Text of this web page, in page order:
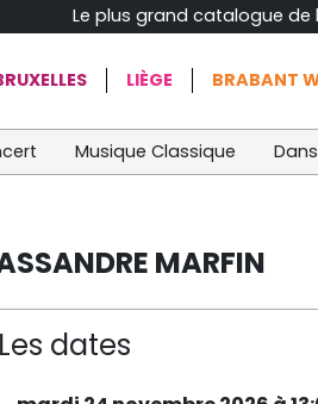
Le plus grand catalogue
LIÈGE BRABANT
Musique Classique
MARFIN
Les dates